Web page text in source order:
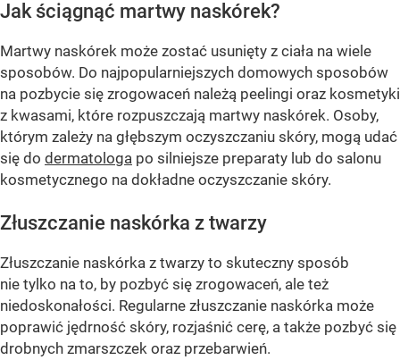
Jak ściągnąć martwy naskórek?
Martwy naskórek może zostać usunięty z ciała na wiele
sposobów. Do najpopularniejszych domowych sposobów
na pozbycie się zrogowaceń należą peelingi oraz kosmetyki
z kwasami, które rozpuszczają martwy naskórek. Osoby,
którym zależy na głębszym oczyszczaniu skóry, mogą udać
się do dermatologa po silniejsze preparaty lub do salonu
kosmetycznego na dokładne oczyszczanie skóry.
Złuszczanie naskórka z twarzy
Złuszczanie naskórka z twarzy to skuteczny sposób
nie tylko na to, by pozbyć się zrogowaceń, ale też
niedoskonałości. Regularne złuszczanie naskórka może
poprawić jędrność skóry, rozjaśnić cerę, a także pozbyć się
drobnych zmarszczek oraz przebarwień.